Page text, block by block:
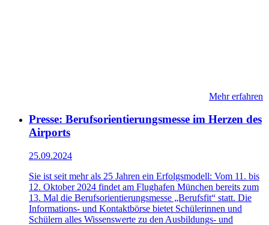
Mehr erfahren
Presse: Berufsorientierungsmesse im Herzen des
Airports
25.09.2024
Sie ist seit mehr als 25 Jahren ein Erfolgsmodell: Vom 11. bis
12. Oktober 2024 findet am Flughafen München bereits zum
13. Mal die Berufsorientierungsmesse „Berufsfit“ statt. Die
Informations- und Kontaktbörse bietet Schülerinnen und
Schülern alles Wissenswerte zu den Ausbildungs- und